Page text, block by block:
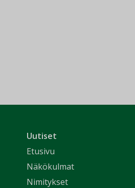
Uutiset
Etusivu
Näkökulmat
Nimitykset